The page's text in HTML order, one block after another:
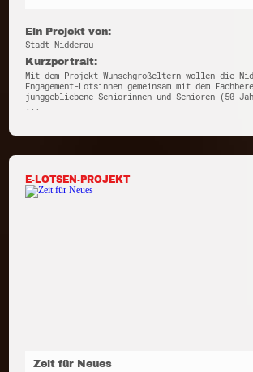
Ein Projekt von:
Stadt Nidderau
Kurzportrait:
Mit dem Projekt Wunschgroßeltern wollen die
Engagement-Lotsinnen gemeinsam mit dem
junggebliebene Seniorinnen und Senioren (50
...
E-LOTSEN-PROJEKT
Zeit für Neues